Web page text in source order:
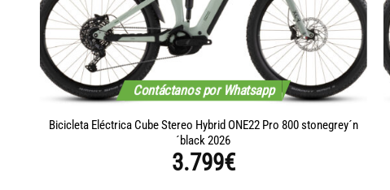
Contáctanos por Whatsapp
Bicicleta Eléctrica Cube Stereo Hybrid ONE22 Pro 800 stonegrey´n
´black 2026
3.799€